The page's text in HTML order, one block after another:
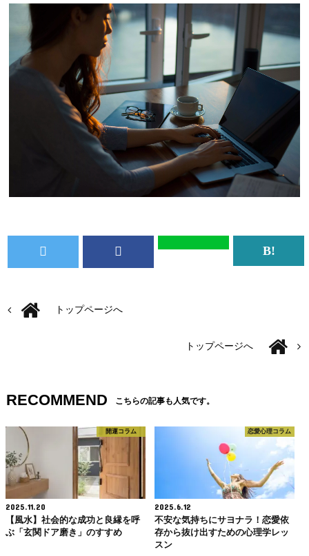
トップページへ
トップページへ
RECOMMEND こちらの記事も人気です。
開運コラム
2025.11.20
【風水】社会的な成功と良縁を呼
ぶ「玄関ドア磨き」のすすめ
恋愛心理コラム
2025.6.12
不安な気持ちにサヨナラ！恋愛依
存から抜け出すための心理学レッ
スン